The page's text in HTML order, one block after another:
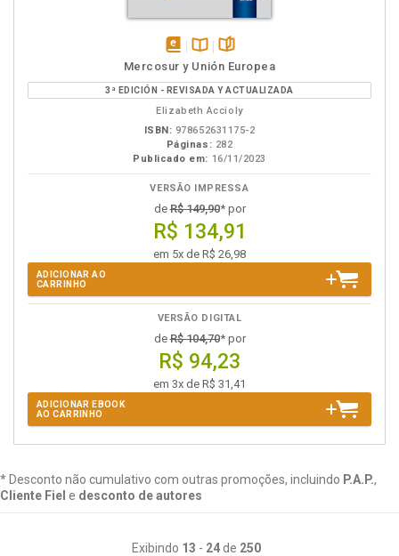
disponível
em
eBook
Disponível
na
B.V.
páginas
Mercosur y Unión Europea
3ª EDICIÓN - REVISADA Y ACTUALIZADA
Elizabeth Accioly
ISBN: 978652631175-2
Páginas: 282
Publicado em: 16/11/2023
VERSÃO IMPRESSA
deR$ 149,90* por
R$ 134,91
em 5x de R$ 26,98
ADICIONAR AO
CARRINHO
VERSÃO DIGITAL
deR$ 104,70* por
R$ 94,23
em 3x de R$ 31,41
ADICIONAR EBOOK
AO CARRINHO
* Desconto não cumulativo com outras promoções, incluindo P.A.P.,
Cliente Fiel e desconto de autores
Exibindo 13 - 24de 250